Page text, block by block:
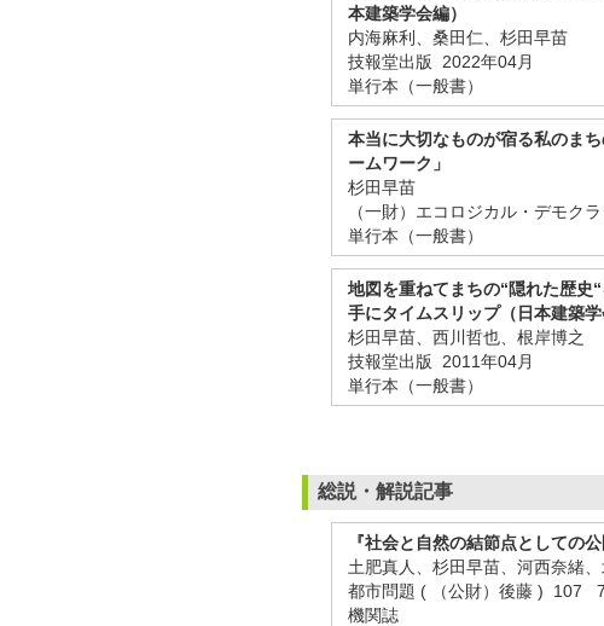
本建築学会編）
内海麻利、桑田仁、杉田早苗
技報堂出版 2022年04月
単行本（一般書）
本当に大切なものが宿る私のま
ームワーク」
杉田早苗
（一財）エコロジカル・デモク
単行本（一般書）
地図を重ねてまちの“隠れた歴
手にタイムスリップ（日本建築学
杉田早苗、西川哲也、根岸博之
技報堂出版 2011年04月
単行本（一般書）
総説・解説記事
『社会と自然の結節点としての
土肥真人、杉田早苗、河西奈緒
都市問題 ( （公財）後藤 ) 107
機関誌